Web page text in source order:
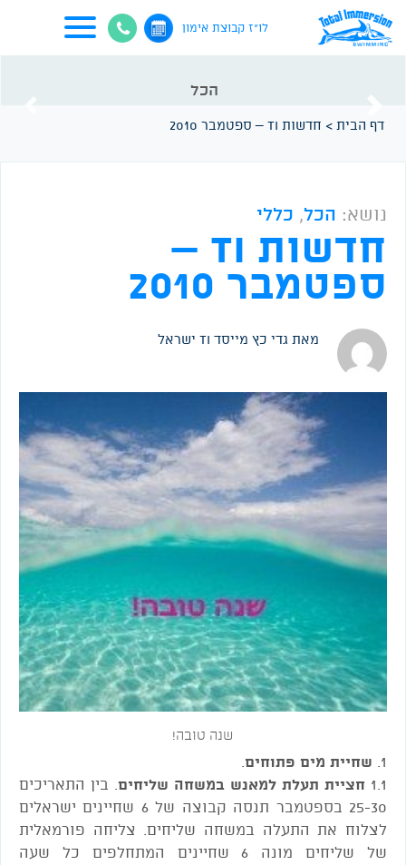
לו"ז קבוצת אימון
הכל
דף הבית > חדשות TI – ספטמבר 2010
נושא: הכל, כללי
חדשות TI –
ספטמבר 2010
מאת גדי כץ מייסד TI ישראל
שנה טובה!
1. שחיית מים פתוחים.
1.1 חציית תעלת למאנש במשחה שליחים. בין התאריכים
25-30 בספטמבר תנסה קבוצה של 6 שחיינים ישראלים
לצלוח את התעלה במשחה שליחים. צליחה פורמאלית
של שליחים מונה 6 שחיינים המתחלפים כל שעה